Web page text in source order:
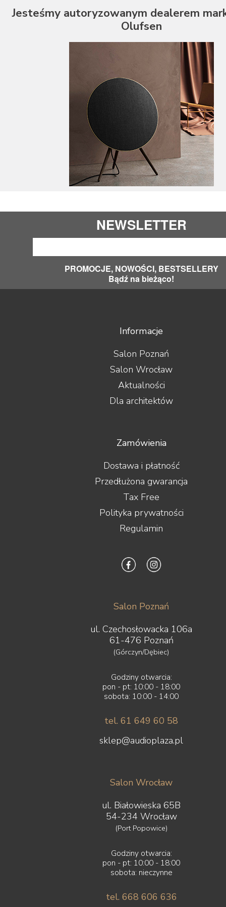
Jesteśmy autoryzowanym dealerem
Olufsen
NEWSLETTER
PROMOCJE, NOWOŚCI, BESTSELLERY
Bądź na bieżąco!
Informacje
Salon Poznań
Salon Wrocław
Aktualności
Dla architektów
Zamówienia
Dostawa i płatność
Przedłużona gwarancja
Tax Free
Polityka prywatności
Regulamin
Salon Poznań
ul. Czechosłowacka 106a
61-476 Poznań
(Górczyn/Dębiec)
Godziny otwarcia:
pon - pt: 10:00 - 18:00
sobota: 10:00 - 14:00
tel. 61 649 60 58
sklep@audioplaza.pl
Salon Wrocław
ul. Białowieska 65B
54-234 Wrocław
(Port Popowice)
Godziny otwarcia:
pon - pt: 10:00 - 18:00
sobota: nieczynne
tel. 668 606 636